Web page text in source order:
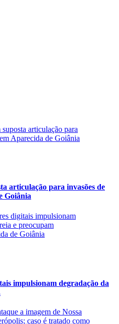
articulação para invasões de
Goiânia
impulsionam degradação da